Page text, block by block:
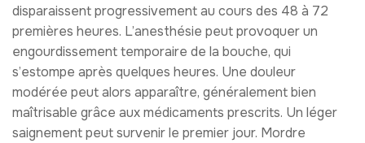
disparaissent progressivement au cours des 48 à 72
premières heures. L’anesthésie peut provoquer un
engourdissement temporaire de la bouche, qui
s’estompe après quelques heures. Une douleur
modérée peut alors apparaître, généralement bien
maîtrisable grâce aux médicaments prescrits. Un léger
saignement peut survenir le premier jour. Mordre